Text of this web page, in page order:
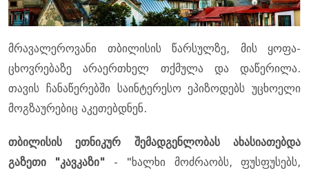
მრავალეროვანი თბილისის წარსულზე, მის ყოფა-
ცხოვრებაზე არაერთხელ თქმულა და დაწერილა.
თავის ჩანაწერებში საინტერესო ეპიზოდებს უცხოელი
მოგზაურებიც აკეთებდნენ.
თბილისის ეთნიკურ შემადგენლობას ახასიათებდა
გაზეთი "კავკაზი" - "ხალხი მოძრაობს, ფუსფუსებს,